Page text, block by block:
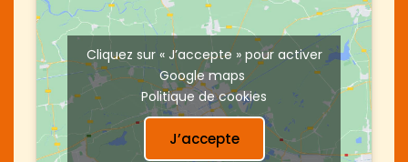
Cliquez sur « J’accepte » pour activer
Google maps
Politique de cookies
J’accepte